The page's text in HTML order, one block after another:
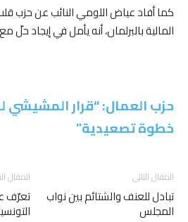
كما أفاد عياض اللومي النائب عن حزب
المالية بالبرلمان، أنه يأمل في إيجاد
حزب العمال: “قرار المشيشي
خطوة تصعيدية”
المقال
تعرّف
المقال التالى
تبادل للعنف والشتائم بين نواب
المجلس